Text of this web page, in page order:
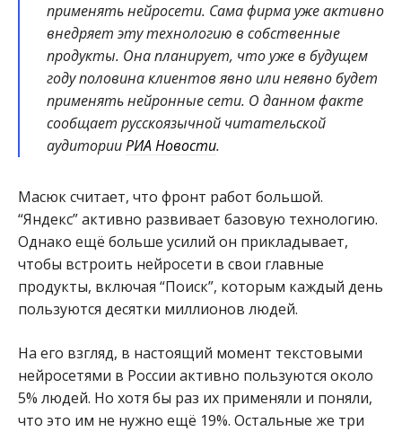
применять нейросети. Сама фирма уже активно
внедряет эту технологию в собственные
продукты. Она планирует, что уже в будущем
году половина клиентов явно или неявно будет
применять нейронные сети. О данном факте
сообщает русскоязычной читательской
аудиторииРИА Новости.
Масюк считает, что фронт работ большой.
“Яндекс” активно развивает базовую технологию.
Однако ещё больше усилий он прикладывает,
чтобы встроить нейросети в свои главные
продукты, включая “Поиск”, которым каждый день
пользуются десятки миллионов людей.
На его взгляд, в настоящий момент текстовыми
нейросетями в России активно пользуются около
5% людей. Но хотя бы раз их применяли и поняли,
что это им не нужно ещё 19%. Остальные же три